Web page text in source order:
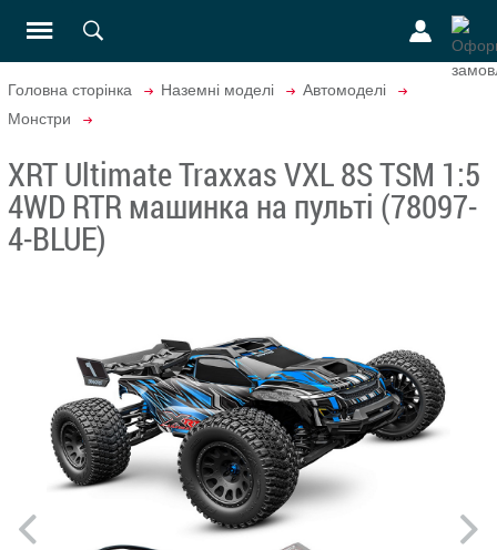
Головна сторінка Наземні моделі
Автомоделі
Монстри
XRT Ultimate Traxxas VXL 8S TSM 1:5
4WD RTR машинка на пульті (78097-
4-BLUE)